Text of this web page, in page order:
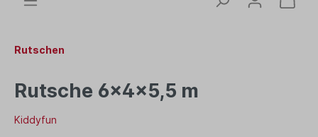
Rutschen
Rutsche 6x4x5,5 m
Kiddyfun